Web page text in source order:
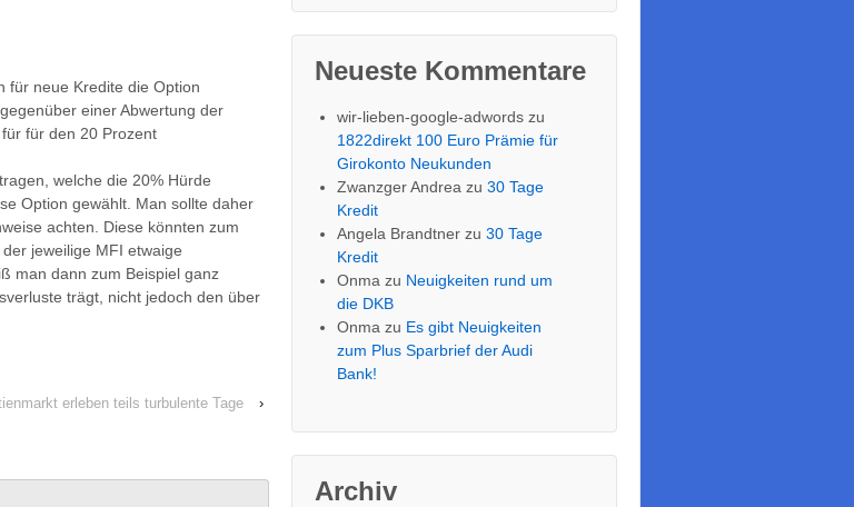
für neue Kredite die Option
einer Abwertung der
für den 20 Prozent
welche die 20% Hürde
Option gewählt. Man sollte daher
achten. Diese könnten zum
jeweilige MFI etwaige
man dann zum Beispiel ganz
trägt, nicht jedoch den über
erleben teils turbulente Tage
›
Neueste Kommentare
wir-lieben-google-adwords zu
1822direkt 100 Euro Prämie für
Girokonto Neukunden
Zwanzger Andrea zu30 Tage
Kredit
Angela Brandtner zu30 Tage
Kredit
Onma zu Neuigkeiten rund um
die DKB
Onma zu Es gibt Neuigkeiten
zum Plus Sparbrief der Audi
Bank!
Archiv